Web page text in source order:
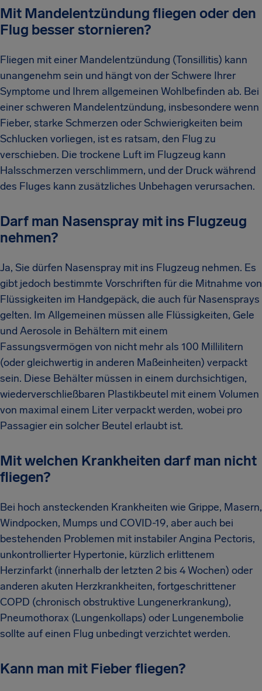
Mit Mandelentzündung fliegen oder den
Flug besser stornieren?
Fliegen mit einer Mandelentzündung (Tonsillitis) kann
unangenehm sein und hängt von der Schwere Ihrer
Symptome und Ihrem allgemeinen Wohlbefinden ab. Bei
einer schweren Mandelentzündung, insbesondere wenn
Fieber, starke Schmerzen oder Schwierigkeiten beim
Schlucken vorliegen, ist es ratsam, den Flug zu
verschieben. Die trockene Luft im Flugzeug kann
Halsschmerzen verschlimmern, und der Druck während
des Fluges kann zusätzliches Unbehagen verursachen.
Darf man Nasenspray mit ins Flugzeug
nehmen?
Ja, Sie dürfen Nasenspray mit ins Flugzeug nehmen. Es
gibt jedoch bestimmte Vorschriften für die Mitnahme von
Flüssigkeiten im Handgepäck, die auch für Nasensprays
gelten. Im Allgemeinen müssen alle Flüssigkeiten, Gele
und Aerosole in Behältern mit einem
Fassungsvermögen von nicht mehr als 100 Millilitern
(oder gleichwertig in anderen Maßeinheiten) verpackt
sein. Diese Behälter müssen in einem durchsichtigen,
wiederverschließbaren Plastikbeutel mit einem Volumen
von maximal einem Liter verpackt werden, wobei pro
Passagier ein solcher Beutel erlaubt ist.
Mit welchen Krankheiten darf man nicht
fliegen?
Bei hoch ansteckenden Krankheiten wie Grippe, Masern,
Windpocken, Mumps und COVID-19, aber auch bei
bestehenden Problemen mit instabiler Angina Pectoris,
unkontrollierter Hypertonie, kürzlich erlittenem
Herzinfarkt (innerhalb der letzten 2 bis 4 Wochen) oder
anderen akuten Herzkrankheiten, fortgeschrittener
COPD (chronisch obstruktive Lungenerkrankung),
Pneumothorax (Lungenkollaps) oder Lungenembolie
sollte auf einen Flug unbedingt verzichtet werden.
Kann man mit Fieber fliegen?